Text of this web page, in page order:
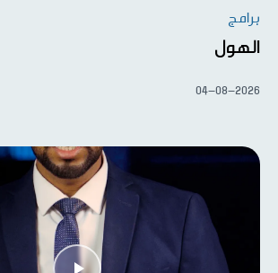
برامج
الهول
04-08-2026